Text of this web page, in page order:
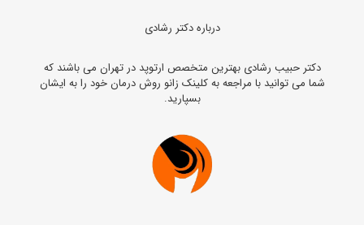
درباره دکتر رشادی
دکتر حبیب رشادی بهترین متخصص ارتوپد در تهران می باشند که
شما می توانید با مراجعه به کلینک زانو روش درمان خود را به ایشان
بسپارید.